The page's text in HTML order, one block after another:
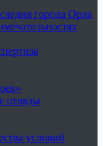
города Орла
отряды
условий